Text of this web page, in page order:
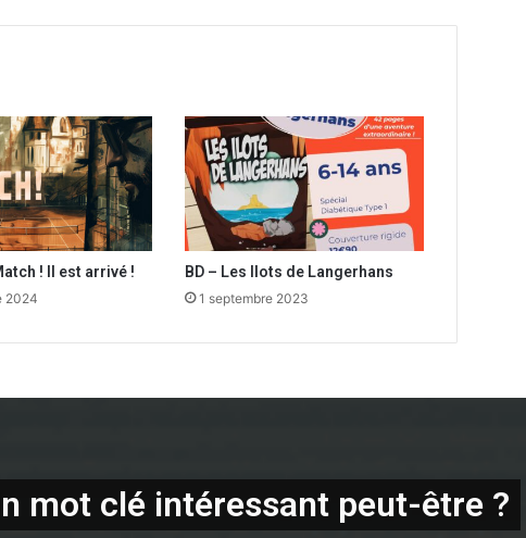
! Il est arrivé !
2024
BD – Les Ilots de Langerhans
1 septembre 2023
mot clé intéressant peut-être ?